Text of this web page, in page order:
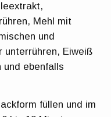
Mehl mit
und
unterrühren, Eiweiß
ebenfalls
füllen und im